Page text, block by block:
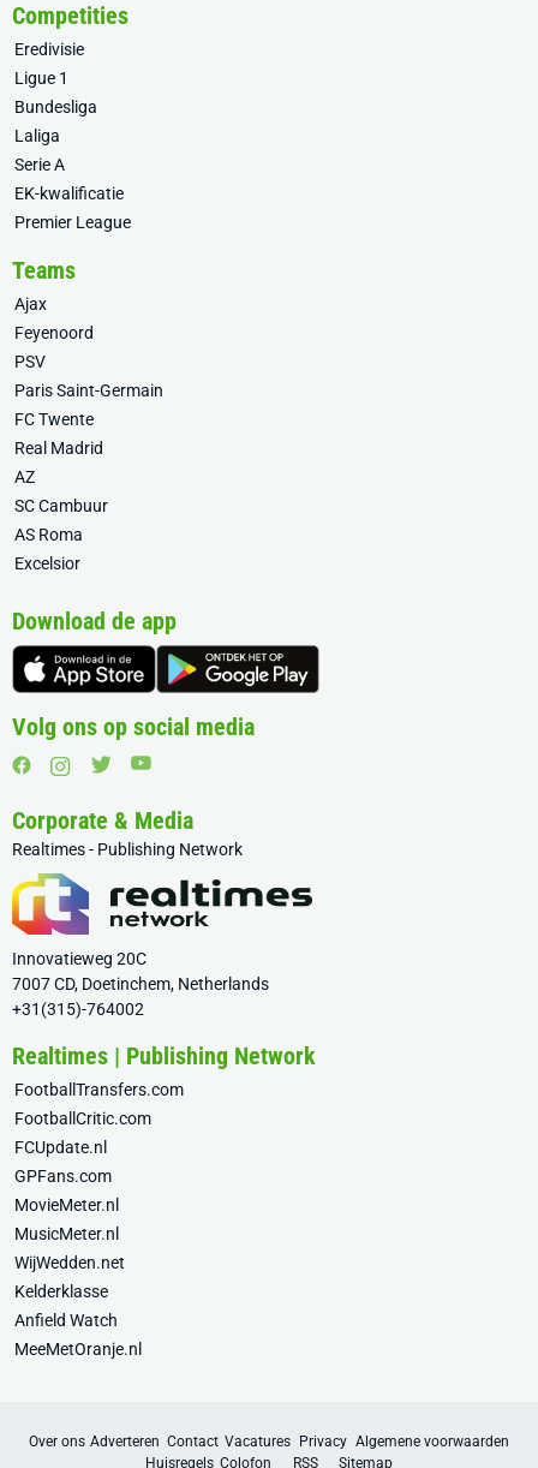
Competities
Eredivisie
Ligue 1
Bundesliga
Laliga
Serie A
EK-kwalificatie
Premier League
Teams
Ajax
Feyenoord
PSV
Paris Saint-Germain
FC Twente
Real Madrid
AZ
SC Cambuur
AS Roma
Excelsior
Download de app
Volg ons op social media
Corporate & Media
Realtimes - Publishing Network
Innovatieweg 20C
7007 CD, Doetinchem, Netherlands
+31(315)-764002
Realtimes | Publishing Network
FootballTransfers.com
FootballCritic.com
FCUpdate.nl
GPFans.com
MovieMeter.nl
MusicMeter.nl
WijWedden.net
Kelderklasse
Anfield Watch
MeeMetOranje.nl
Over ons Adverteren Contact Vacatures Privacy Algemene voorwaarden
Huisregels Colofon RSS Sitemap